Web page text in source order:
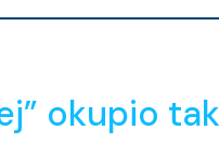
okupio